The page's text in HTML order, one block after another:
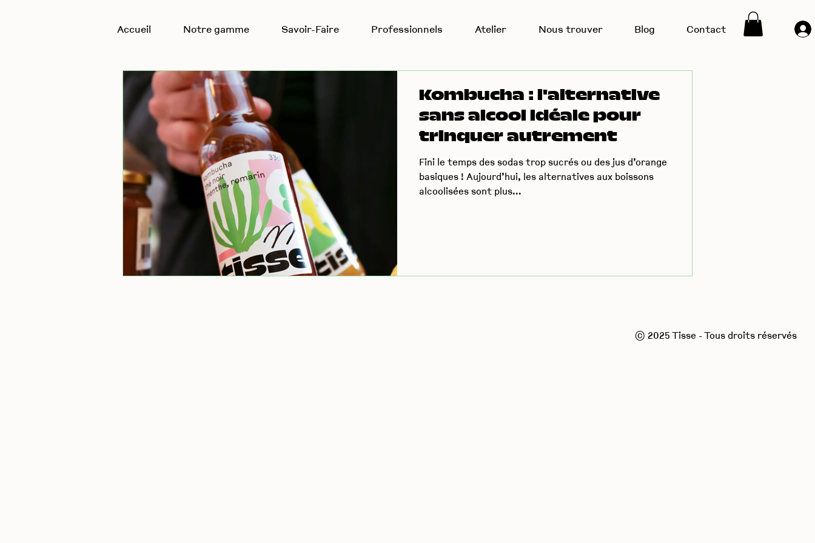
Accueil Notre gamme Savoir-Faire Professionnels Atelier Nous trouver Blog Contact
Kombucha : l'alternative
sans alcool idéale pour
trinquer autrement
Fini le temps des sodas trop sucrés ou des jus d’orange
basiques ! Aujourd’hui, les alternatives aux boissons
alcoolisées sont plus...
© 2025 Tisse - Tous droits réservés